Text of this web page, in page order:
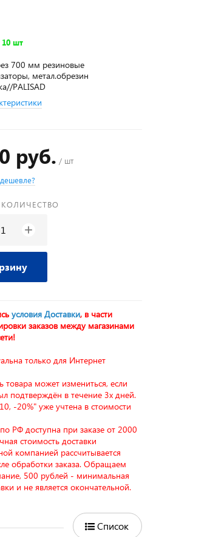
10 шт
700 мм резиновые
метал.обрезин
PALISAD
руб. / шт
+
условия Доставки, в части
заказов между магазинами
только для Интернет
товара может измениться, если
подтверждён в течение 3х дней.
-20%" уже учтена в стоимости
РФ доступна при заказе от 2000
стоимость доставки
компанией рассчитывается
обработки заказа. Обращаем
500 рублей - минимальная
и не является окончательной.
Список